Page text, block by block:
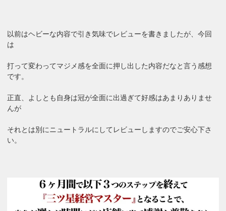
以前はヘビーな内容で引き気味でレビューを書きましたが、今回
は
打って変わってマジメ感を全面に押し出した内容だなと言う感想
です。
正直、よしとも自身は冠が全面に出過ぎて好感はあまりありませ
んが
それとは別にニュートラルにしてレビューしますのでご安心下さ
い。